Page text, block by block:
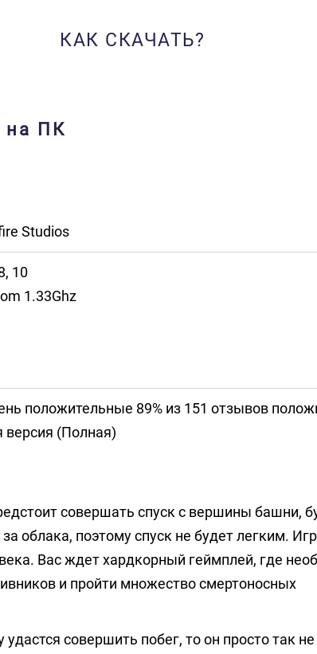
КАК СКАЧАТЬ?
на ПК
Studios
10
1.33Ghz
положительные 89% из 151 отзывов
(Полная)
совершать спуск с вершины башни,
облака, поэтому спуск не будет легким.
Вас ждет хардкорный геймплей, где
и пройти множество смертоносных
совершить побег, то он просто так